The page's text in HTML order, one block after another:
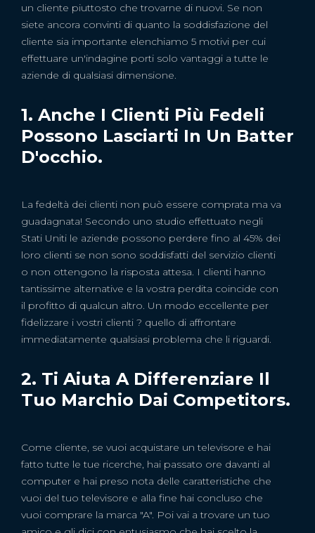
un cliente piuttosto che trovarne di nuovi. Se non
siete ancora convinti di quanto la soddisfazione del
cliente sia importante elenchiamo 5 motivi per cui
effettuare un'indagine porti solo vantaggi a tutte le
aziende di qualsiasi dimensione.
1. Anche I Clienti Più Fedeli
Possono Lasciarti In Un Batter
D'occhio.
La fedeltà dei clienti non può essere comprata ma va
guadagnata! Secondo uno studio effettuato negli
Stati Uniti le aziende possono perdere fino al 45% dei
loro clienti se non sono soddisfatti del servizio clienti
o non ottengono la risposta attesa. I clienti hanno
tantissime alternative e la vostra perdita coincide con
il profitto di qualcun altro. Un modo eccellente per
fidelizzare i vostri clienti ? quello di affrontare
immediatamente qualsiasi problema che li riguardi.
2. Ti Aiuta A Differenziare Il
Tuo Marchio Dai Competitors.
Come cliente, se vuoi acquistare un televisore e hai
fatto tutte le tue ricerche, hai passato ore davanti al
computer e hai preso nota delle caratteristiche che
vuoi del tuo televisore e alla fine hai concluso che
vuoi comprare la marca "A". Poi vai a trovare un tuo